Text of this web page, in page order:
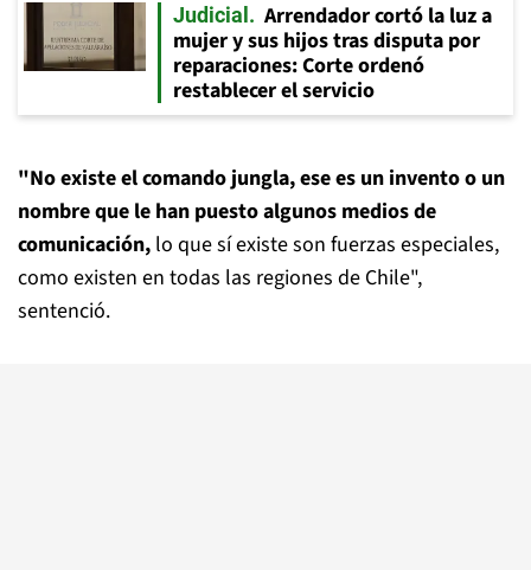
Judicial
Arrendador cortó la luz a
mujer y sus hijos tras disputa por
reparaciones: Corte ordenó
restablecer el servicio
"No existe el comando jungla, ese es un invento o un
nombre que le han puesto algunos medios de
comunicación, lo que sí existe son fuerzas especiales,
como existen en todas las regiones de Chile",
sentenció.